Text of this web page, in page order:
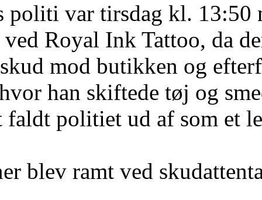
var tirsdag kl. 13:50
ved Royal Ink Tattoo, da
mod butikken og
han skiftede tøj og
faldt politiet ud af som et
blev ramt ved